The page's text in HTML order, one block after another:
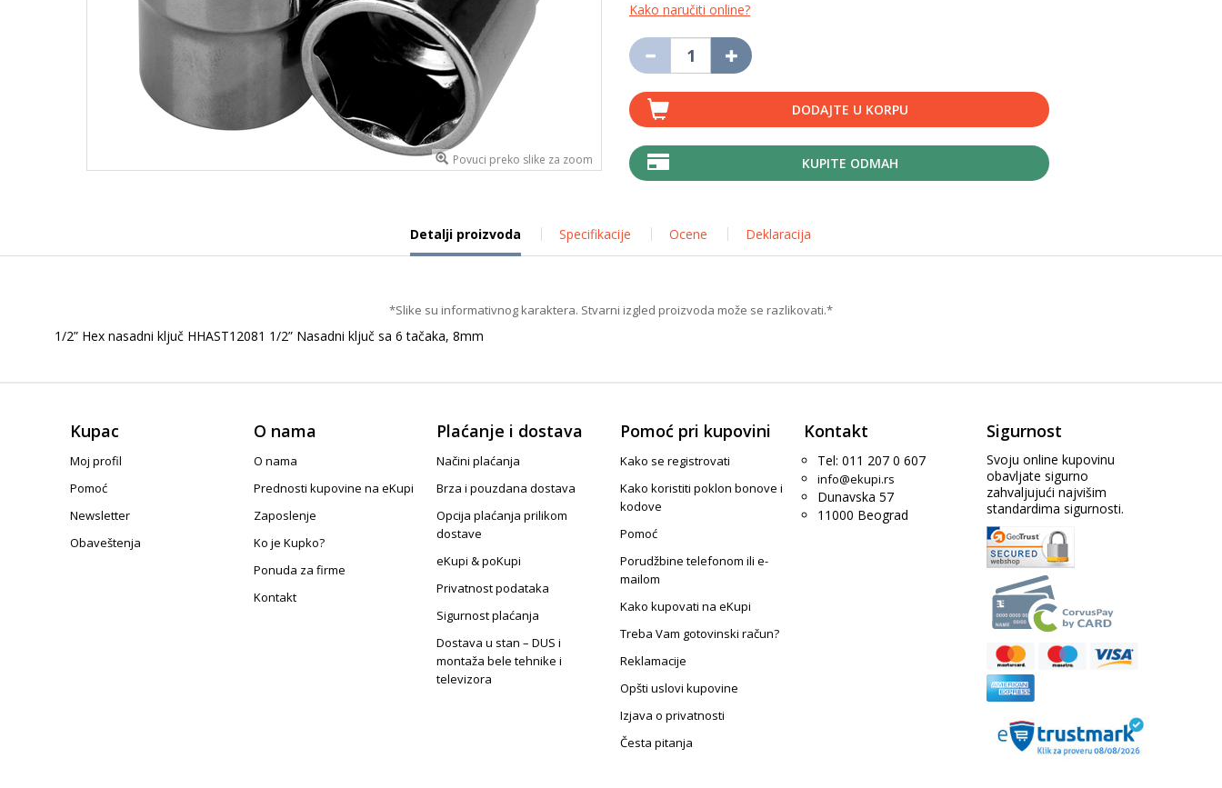
Povuci preko slike za zoom
Kako naručiti online?
DODAJTE U KORPU
KUPITE ODMAH
Detalji proizvoda Specifikacije Ocene Deklaracija
*Slike su informativnog karaktera. Stvarni izgled proizvoda može se razlikovati.*
1/2” Hex nasadni ključ HHAST12081 1/2” Nasadni ključ sa 6 tačaka, 8mm
Kupac
Moj profil
Pomoć
Newsletter
Obaveštenja
O nama
O nama
Prednosti kupovine na eKupi
Zaposlenje
Ko je Kupko?
Ponuda za firme
Kontakt
Plaćanje i dostava
Načini plaćanja
Brza i pouzdana dostava
Opcija plaćanja prilikom
dostave
eKupi & poKupi
Privatnost podataka
Sigurnost plaćanja
Dostava u stan – DUS i
montaža bele tehnike i
televizora
Pomoć pri kupovini
Kako se registrovati
Kako koristiti poklon bonove i
kodove
Pomoć
Porudžbine telefonom ili e-
mailom
Kako kupovati na eKupi
Treba Vam gotovinski račun?
Reklamacije
Opšti uslovi kupovine
Izjava o privatnosti
Česta pitanja
Kontakt
Tel: 011 207 0 607
info@ekupi.rs
Dunavska 57
11000 Beograd
Sigurnost
Svoju online kupovinu
obavljate sigurno
zahvaljujući najvišim
standardima sigurnosti.